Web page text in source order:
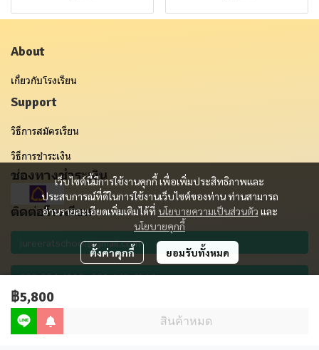
฿5,800
สินค้าหมด
เว็บไซต์นี้มีการใช้งานคุกกี้ เพื่อเพิ่มประสิทธิภาพและ
ประสบการณ์ที่ดีในการใช้งานเว็บไซต์ของท่าน ท่านสามารถ
อ่านรายละเอียดเพิ่มเติมได้ที่ นโยบายความเป็นส่วนตัว และ
นโยบายคุกกี้
ตั้งค่าคุกกี้ ยอมรับทั้งหมด
About
เกี่ยวกับโรงเรียน
Support
วิธีการสมัครเรียน
วิธีการชำระเงิน
ช่องทางชำระเงิน
ติดต่อโรงเรียน
รับข่าวสาร